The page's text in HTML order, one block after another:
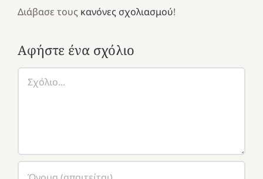
Διάβασε τους κανόνες σχολιασμού!
Αφήστε ένα σχόλιο